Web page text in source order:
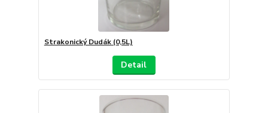
Strakonický Dudák (0,5L)
Detail